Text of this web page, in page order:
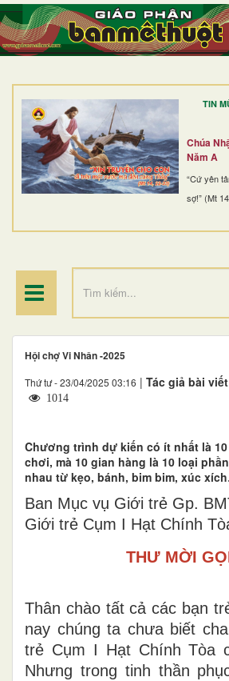
TIN
Chúa
Năm A
“Cứ yên
sợ!” (Mt
TRANG NHẤT
GIỚI THIỆU
DÒNG TU
BAN MỤC VỤ
ĐOÀN THỂ CG
ĐIỂM HÀNH HƯƠNG
Hội chợ Vi Nhân -2025
Thứ tư - 23/04/2025 03:16 | Tác giả bài
1014
Chương trình dự kiến có ít nhất là
chơi, mà 10 gian hàng là 10 loại
nhau từ kẹo, bánh, bim bim, xúc
Ban Mục vụ Giới trẻ Gp.
Giới trẻ Cụm I Hạt Chính
THƯ MỜI
Thân chào tất cả các bạn
nay chúng ta chưa biết
trẻ Cụm I Hạt Chính Tòa
Nhưng trong tinh thần